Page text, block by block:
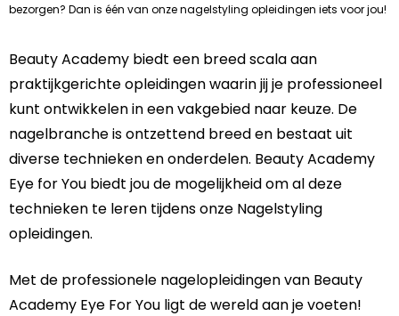
bezorgen? Dan is één van onze nagelstyling opleidingen iets voor jou!
Beauty Academy biedt een breed scala aan
praktijkgerichte opleidingen waarin jij je professioneel
kunt ontwikkelen in een vakgebied naar keuze. De
nagelbranche is ontzettend breed en bestaat uit
diverse technieken en onderdelen. Beauty Academy
Eye for You biedt jou de mogelijkheid om al deze
technieken te leren tijdens onze Nagelstyling
opleidingen.
Met de professionele nagelopleidingen van Beauty
Academy Eye For You ligt de wereld aan je voeten!